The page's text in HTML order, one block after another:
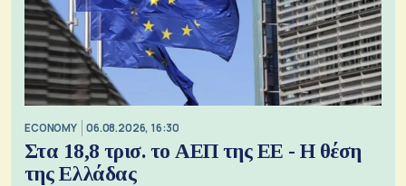
ECONOMY 06.08.2026, 16:30
Στα 18,8 τρισ. το ΑΕΠ της ΕΕ - Η θέση
της Ελλάδας